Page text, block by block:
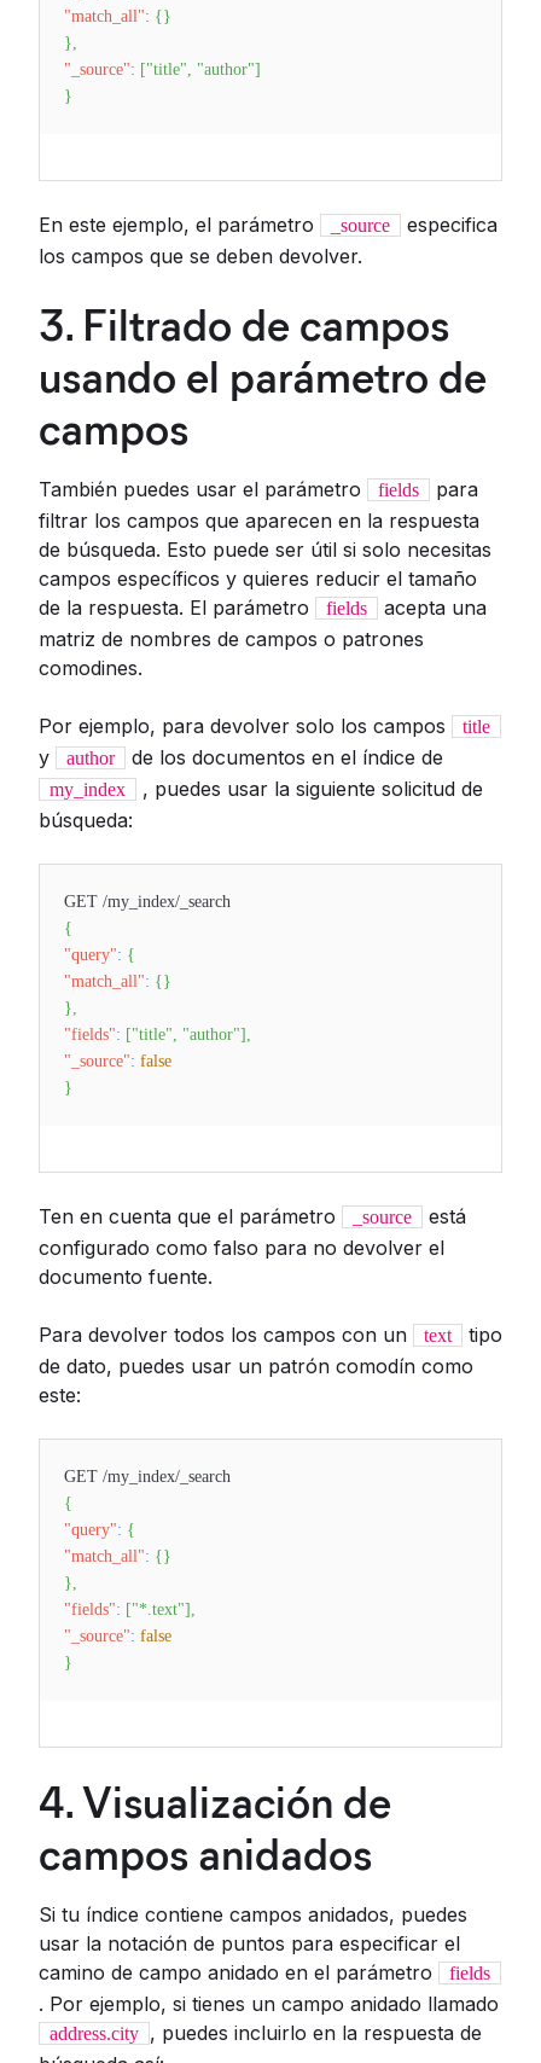
"match_all": {}
},
"_source": ["title", "author"]
}
En este ejemplo, el parámetro _source
especifica
los campos que se deben devolver.
3. Filtrado de campos
usando el parámetro de
campos
También puedes usar el parámetro fields
para
filtrar los campos que aparecen en la respuesta
de búsqueda. Esto puede ser útil si solo necesitas
campos específicos y quieres reducir el tamaño
de la respuesta. El parámetro
fields
acepta una
matriz de nombres de campos o patrones
comodines.
Por ejemplo, para devolver solo los campos title
y author de los documentos en el índice de
my_index
, puedes usar la siguiente solicitud de
búsqueda:
GET /my_index/_search
{
"query": {
"match_all": {}
},
"fields": ["title", "author"] ,
"_source": false
}
Ten en cuenta que el parámetro _source
está
configurado como falso para no devolver el
documento fuente.
Para devolver todos los campos con un text
tipo
de dato, puedes usar un patrón comodín como
este:
GET /my_index/_search
{
"query": {
"match_all": {}
},
"fields": ["*.text"] ,
"_source": false
}
4. Visualización de
campos anidados
Si tu índice contiene campos anidados, puedes
usar la notación de puntos para especificar el
camino de campo anidado en el parámetro
fields
. Por ejemplo, si tienes un campo anidado llamado
address.city , puedes incluirlo en la respuesta de